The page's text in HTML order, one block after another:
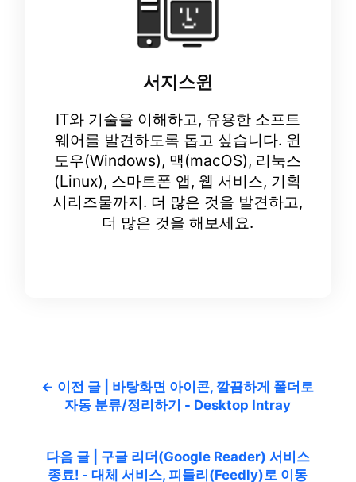
서지스윈
IT와 기술을 이해하고, 유용한 소프트
웨어를 발견하도록 돕고 싶습니다. 윈
도우(Windows), 맥(macOS), 리눅스
(Linux), 스마트폰 앱, 웹 서비스, 기획
시리즈물까지. 더 많은 것을 발견하고,
더 많은 것을 해보세요.
← 이전 글 | 바탕화면 아이콘, 깔끔하게 폴더로
자동 분류/정리하기 - Desktop Intray
다음 글 | 구글 리더(Google Reader) 서비스
종료! - 대체 서비스, 피들리(Feedly)로 이동